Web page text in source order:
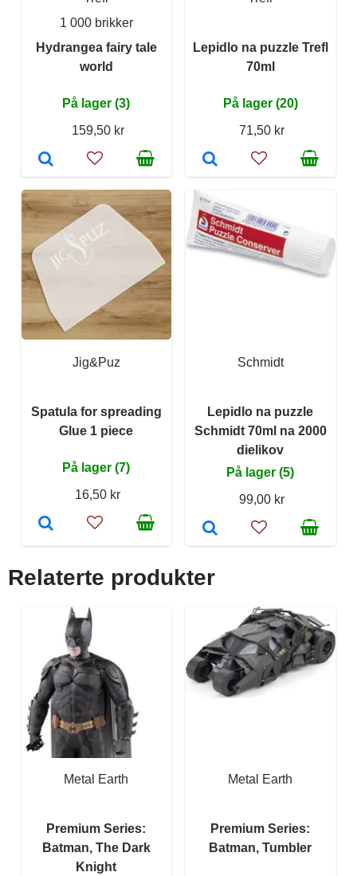
1 000 brikker
Hydrangea fairy tale
world
På lager (3)
159,50 kr
Lepidlo na puzzle Trefl
70ml
På lager (20)
71,50 kr
Jig&Puz
Spatula for spreading
Glue 1 piece
På lager (7)
16,50 kr
Schmidt
Lepidlo na puzzle
Schmidt 70ml na 2000
dielikov
På lager (5)
99,00 kr
Relaterte produkter
Metal Earth
Premium Series:
Batman, The Dark
Knight
Metal Earth
Premium Series:
Batman, Tumbler